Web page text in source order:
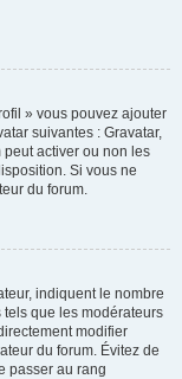
» vous pouvez ajouter
suivantes : Gravatar,
peut activer ou non les
Si vous ne
du forum.
indiquent le nombre
que les modérateurs
modifier
du forum. Évitez de
passer au rang